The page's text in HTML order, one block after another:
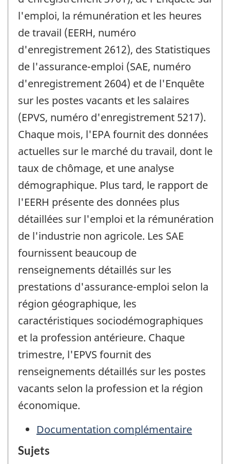
l'emploi, la rémunération et les heures
de travail (EERH, numéro
d'enregistrement 2612), des Statistiques
de l'assurance-emploi (SAE, numéro
d'enregistrement 2604) et de l'Enquête
sur les postes vacants et les salaires
(EPVS, numéro d'enregistrement 5217).
Chaque mois, l'EPA fournit des données
actuelles sur le marché du travail, dont le
taux de chômage, et une analyse
démographique. Plus tard, le rapport de
l'EERH présente des données plus
détaillées sur l'emploi et la rémunération
de l'industrie non agricole. Les SAE
fournissent beaucoup de
renseignements détaillés sur les
prestations d'assurance-emploi selon la
région géographique, les
caractéristiques sociodémographiques
et la profession antérieure. Chaque
trimestre, l'EPVS fournit des
renseignements détaillés sur les postes
vacants selon la profession et la région
économique.
Documentation complémentaire
Sujets